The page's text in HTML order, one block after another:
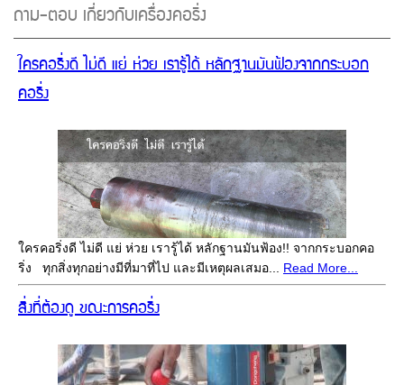
ถาม-ตอบ เกี่ยวกับเครื่องคอริ่ง
ใครคอริ่งดี ไม่ดี แย่ ห่วย เรารู้ได้ หลักฐานมันฟ้องจากกระบอก
คอริ่ง
ใครคอริ่งดี ไม่ดี แย่ ห่วย เรารู้ได้ หลักฐานมันฟ้อง!! จากกระบอกคอ
ริ่ง ทุกสิ่งทุกอย่างมีที่มาที่ไป และมีเหตุผลเสมอ... Read More...
สิ่งที่ต้องดู ขณะการคอริ่ง